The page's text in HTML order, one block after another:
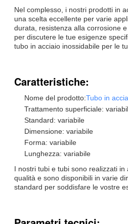
Nel complesso, i nostri prodotti in
una scelta eccellente per varie
durata, resistenza alla corrosione
per discutere le tue esigenze
tubo in acciaio inossidabile per le
Caratteristiche:
Nome del prodotto:Tubo in
Trattamento superficiale:
Standard: variabile
Dimensione: variabile
Forma: variabile
Lunghezza: variabile
I nostri tubi e tubi sono realizzati in
qualità e sono disponibili in varie
standard per soddisfare le vostre